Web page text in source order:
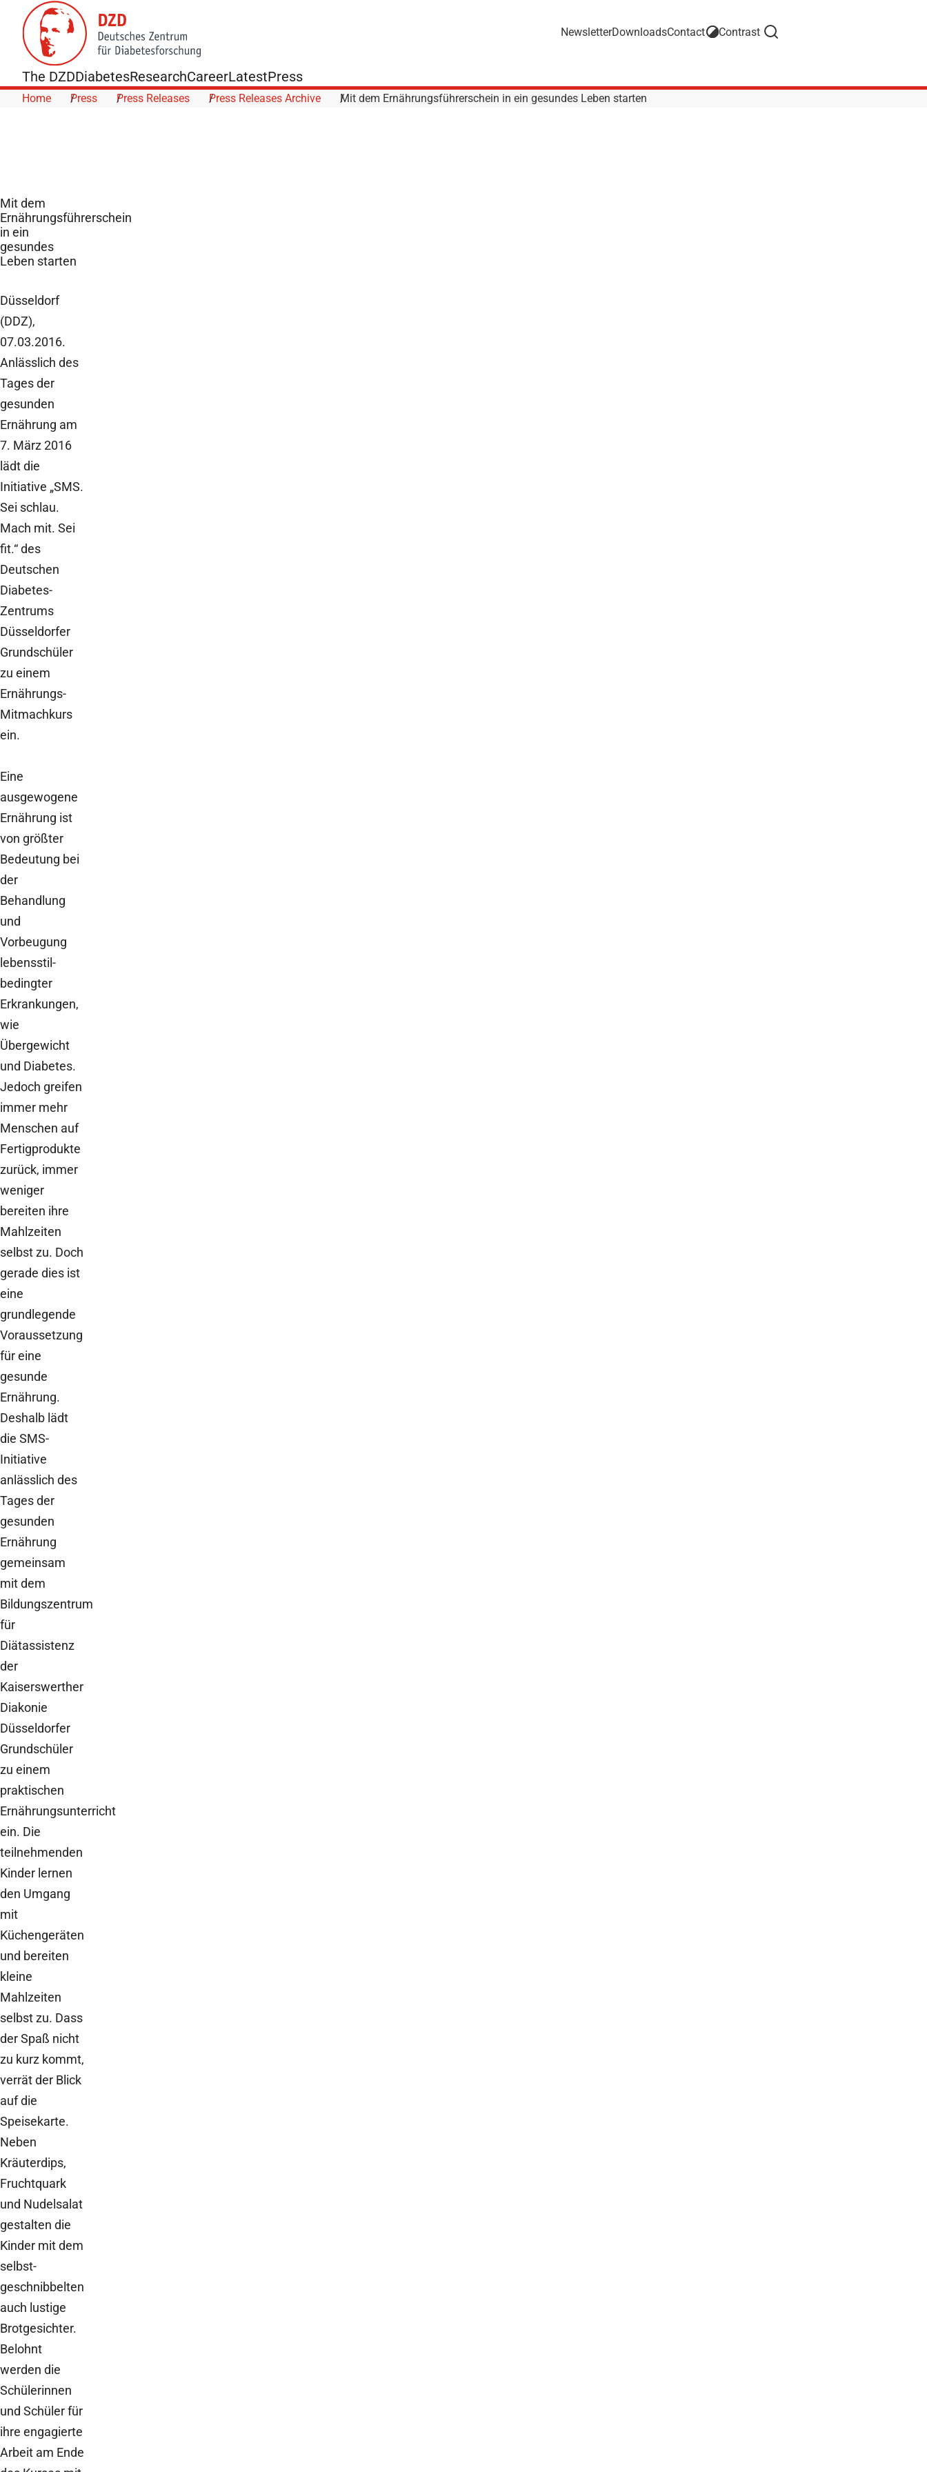
Skip to Content
NewsletterDownloadsContact Contrast Search
The DZDDiabetesResearchCareerLatestPress
Home Press Press Releases Press Releases Archive Mit dem Ernährungsführerschein in ein gesundes Leben starten
Mit dem
Ernährungsführerschein
in ein
gesundes
Leben starten
Düsseldorf
(DDZ),
07.03.2016.
Anlässlich des
Tages der
gesunden
Ernährung am
7. März 2016
lädt die
Initiative „SMS.
Sei schlau.
Mach mit. Sei
fit.“ des
Deutschen
Diabetes-
Zentrums
Düsseldorfer
Grundschüler
zu einem
Ernährungs-
Mitmachkurs
ein.
Eine
ausgewogene
Ernährung ist
von größter
Bedeutung bei
der
Behandlung
und
Vorbeugung
lebensstil-
bedingter
Erkrankungen,
wie
Übergewicht
und Diabetes.
Jedoch greifen
immer mehr
Menschen auf
Fertigprodukte
zurück, immer
weniger
bereiten ihre
Mahlzeiten
selbst zu. Doch
gerade dies ist
eine
grundlegende
Voraussetzung
für eine
gesunde
Ernährung.
Deshalb lädt
die SMS-
Initiative
anlässlich des
Tages der
gesunden
Ernährung
gemeinsam
mit dem
Bildungszentrum
für
Diätassistenz
der
Kaiserswerther
Diakonie
Düsseldorfer
Grundschüler
zu einem
praktischen
Ernährungsunterricht
ein. Die
teilnehmenden
Kinder lernen
den Umgang
mit
Küchengeräten
und bereiten
kleine
Mahlzeiten
selbst zu. Dass
der Spaß nicht
zu kurz kommt,
verrät der Blick
auf die
Speisekarte.
Neben
Kräuterdips,
Fruchtquark
und Nudelsalat
gestalten die
Kinder mit dem
selbst-
geschnibbelten
auch lustige
Brotgesichter.
Belohnt
werden die
Schülerinnen
und Schüler für
ihre engagierte
Arbeit am Ende